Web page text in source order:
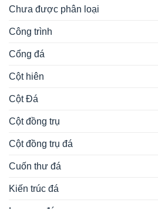
Chưa được phân loại
Công trình
Cổng đá
Cột hiên
Cột Đá
Cột đồng trụ
Cột đồng trụ đá
Cuốn thư đá
Kiến trúc đá